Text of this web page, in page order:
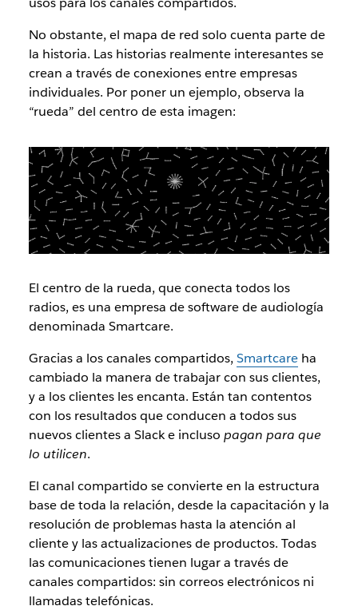
No obstante, el mapa de red solo cuenta parte de
la historia. Las historias realmente interesantes se
crean a través de conexiones entre empresas
individuales. Por poner un ejemplo, observa la
“rueda” del centro de esta imagen:
El centro de la rueda, que conecta todos los
radios, es una empresa de software de audiología
denominada Smartcare.
Gracias a los canales compartidos, Smartcareha
cambiado la manera de trabajar con sus clientes,
y a los clientes les encanta. Están tan contentos
con los resultados que conducen a todos sus
nuevos clientes a Slack e incluso pagan para que
lo utilicen.
El canal compartido se convierte en la estructura
base de toda la relación, desde la capacitación y la
resolución de problemas hasta la atención al
cliente y las actualizaciones de productos. Todas
las comunicaciones tienen lugar a través de
canales compartidos: sin correos electrónicos ni
llamadas telefónicas.